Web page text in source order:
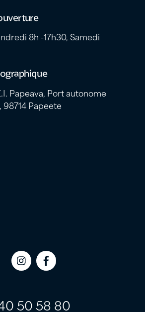
8h -17h30, Samedi
Papeava, Port autonome
Papeete
Icon
Icon
50 58 80